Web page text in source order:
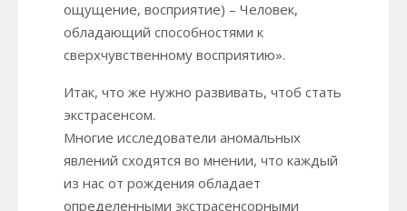
ощущение, восприятие) – Человек,
обладающий способностями к
сверхчувственному восприятию».
Итак, что же нужно развивать, чтоб стать
экстрасенсом.
Многие исследователи аномальных
явлений сходятся во мнении, что каждый
из нас от рождения обладает
определенными экстрасенсорными